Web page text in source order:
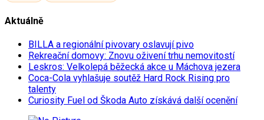
Aktuálně
BILLA a regionální pivovary oslavují pivo
Rekreační domovy: Znovu oživení trhu nemovitostí
Leskros: Velkolepá běžecká akce u Máchova jezera
Coca-Cola vyhlašuje soutěž Hard Rock Rising pro
talenty
Curiosity Fuel od Škoda Auto získává další ocenění